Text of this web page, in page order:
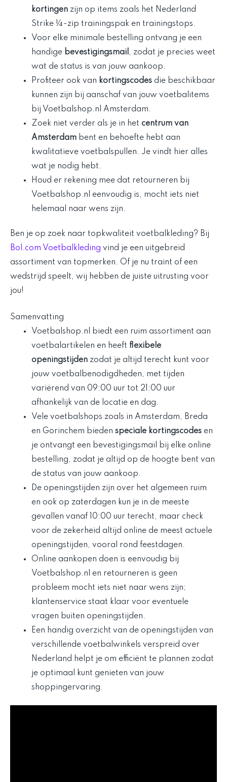
kortingen zijn op items zoals het Nederland
Strike ¼-zip trainingspak en trainingstops.
Voor elke minimale bestelling ontvang je een
handige bevestigingsmail , zodat je precies weet
wat de status is van jouw aankoop.
Profiteer ook van kortingscodes die beschikbaar
kunnen zijn bij aanschaf van jouw voetbalitems
bij Voetbalshop.nl Amsterdam.
Zoek niet verder als je in het centrum van
Amsterdam bent en behoefte hebt aan
kwalitatieve voetbalspullen. Je vindt hier alles
wat je nodig hebt.
Houd er rekening mee dat retourneren bij
Voetbalshop.nl eenvoudig is, mocht iets niet
helemaal naar wens zijn.
Ben je op zoek naar topkwaliteit voetbalkleding? Bij
Bol.com Voetbalkleding vind je een uitgebreid
assortiment van topmerken. Of je nu traint of een
wedstrijd speelt, wij hebben de juiste uitrusting voor
jou!
Samenvatting
Voetbalshop.nl biedt een ruim assortiment aan
voetbalartikelen en heeft flexibele
openingstijden zodat je altijd terecht kunt voor
jouw voetbalbenodigdheden, met tijden
variërend van 09:00 uur tot 21:00 uur
afhankelijk van de locatie en dag.
Vele voetbalshops zoals in Amsterdam, Breda
en Gorinchem bieden speciale kortingscodes en
je ontvangt een bevestigingsmail bij elke online
bestelling, zodat je altijd op de hoogte bent van
de status van jouw aankoop.
De openingstijden zijn over het algemeen ruim
en ook op zaterdagen kun je in de meeste
gevallen vanaf 10:00 uur terecht, maar check
voor de zekerheid altijd online de meest actuele
openingstijden, vooral rond feestdagen.
Online aankopen doen is eenvoudig bij
Voetbalshop.nl en retourneren is geen
probleem mocht iets niet naar wens zijn;
klantenservice staat klaar voor eventuele
vragen buiten openingstijden.
Een handig overzicht van de openingstijden van
verschillende voetbalwinkels verspreid over
Nederland helpt je om efficiënt te plannen zodat
je optimaal kunt genieten van jouw
shoppingervaring.